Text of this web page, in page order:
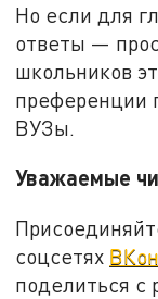
Но если для
ответы —
школьников
преференции
ВУЗы.
Уважаемые
соцсетях
поделиться с